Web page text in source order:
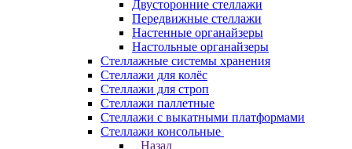
Двусторонние стеллажи
Передвижные стеллажи
Настенные органайзеры
Настольные органайзеры
Стеллажные системы хранения
Стеллажи для колёс
Стеллажи для строп
Стеллажи паллетные
Стеллажи с выкатными платформами
Стеллажи консольные
Назад